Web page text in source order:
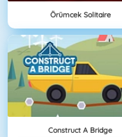
Örümcek Solitaire
Construct A Bridge